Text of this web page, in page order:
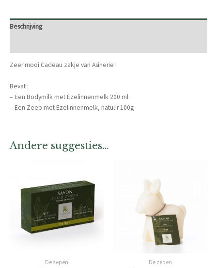
Beschrijving
Zeer mooi Cadeau zakje van Asinerie !
Bevat :
– Een Bodymilk met Ezelinnenmelk 200 ml
– Een Zeep met Ezelinnenmelk, natuur 100g
Andere suggesties…
De zepen De zepen